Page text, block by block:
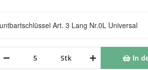
Art. 3 Lang Nr.0L Universal
Stk In